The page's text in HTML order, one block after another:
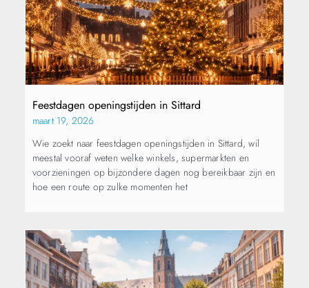
Feestdagen openingstijden in Sittard
maart 19, 2026
Wie zoekt naar feestdagen openingstijden in Sittard, wil
meestal vooraf weten welke winkels, supermarkten en
voorzieningen op bijzondere dagen nog bereikbaar zijn en
hoe een route op zulke momenten het